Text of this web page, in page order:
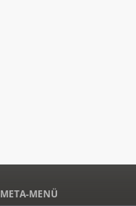
META-MENÜ